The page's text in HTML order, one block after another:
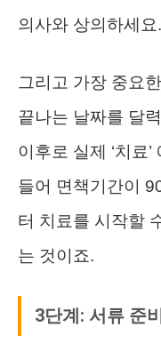
의사와 상의하세요.
그리고 가장 중요
끝나는 날짜를 달
이후로 실제 ‘치료
들어 면책기간이
터 치료를 시작할
는 것이죠.
3단계: 서류 준